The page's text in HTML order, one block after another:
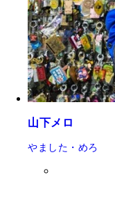
山下メロ
やました・めろ